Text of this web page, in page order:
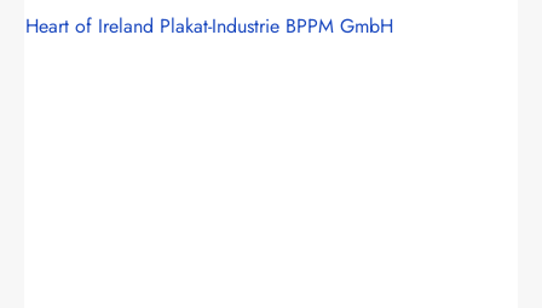
Heart of Ireland Plakat-Industrie BPPM GmbH